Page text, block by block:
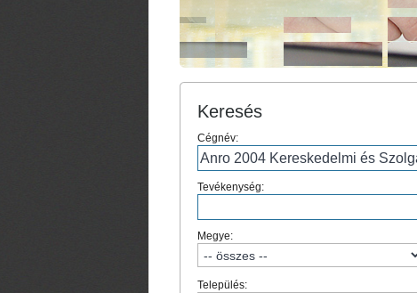
Keresés
Cégnév:
Tevékenység:
Megye:
Település: